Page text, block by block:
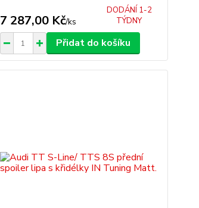
7 287,00 Kč/ks
DODÁNÍ 1-2
TÝDNY
Přidat do košíku